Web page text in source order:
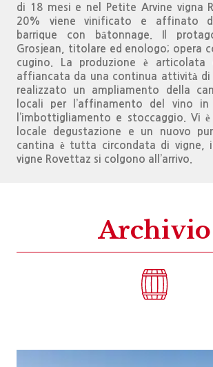
di 18 mesi e nel Petite Arvine vigna
20% viene vinificato e affinato
barrique con bâtonnage. Il
Grosjean, titolare ed enologo; opera
cugino. La produzione è articolata
affiancata da una continua attività di
realizzato un ampliamento della
locali per l’affinamento del vino
l’imbottigliamento e stoccaggio. Vi
locale degustazione e un nuovo
cantina è tutta circondata di vigne,
vigne Rovettaz si colgono all’arrivo.
Archivio